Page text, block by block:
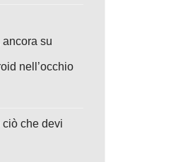
su
nell’occhio
che devi